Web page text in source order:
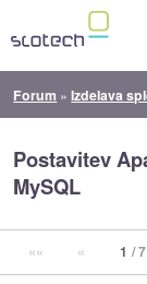
Forum »Izdelava
Postavitev
MySQL
«« « 1 / 7